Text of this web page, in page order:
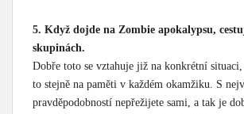
5. Když dojde na Zombie apokalypsu,
skupinách.
Dobře toto se vztahuje již na konkrétní
to stejně na paměti v každém okamžiku. S
pravděpodobností nepřežijete sami, a tak je